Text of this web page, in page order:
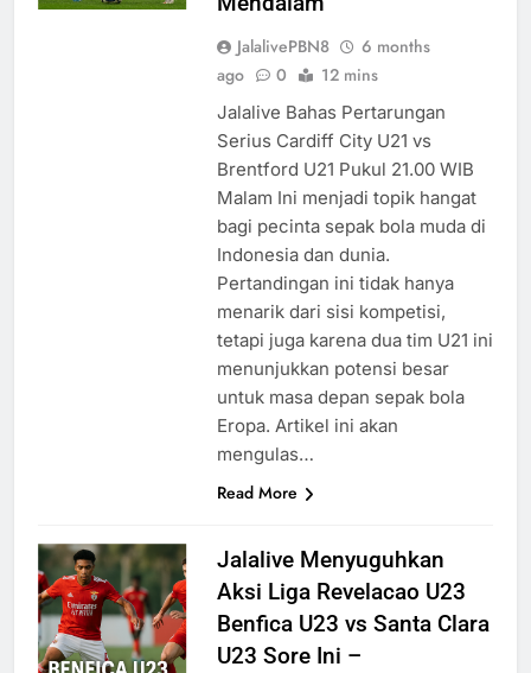
JalalivePBN8
6 months
ago
0 12 mins
Jalalive Bahas Pertarungan
Serius Cardiff City U21 vs
Brentford U21 Pukul 21.00 WIB
Malam Ini menjadi topik hangat
bagi pecinta sepak bola muda di
Indonesia dan dunia.
Pertandingan ini tidak hanya
menarik dari sisi kompetisi,
tetapi juga karena dua tim U21 ini
menunjukkan potensi besar
untuk masa depan sepak bola
Eropa. Artikel ini akan
mengulas…
Read More
Jalalive Menyuguhkan
Aksi Liga Revelacao U23
Benfica U23 vs Santa Clara
U23 Sore Ini –